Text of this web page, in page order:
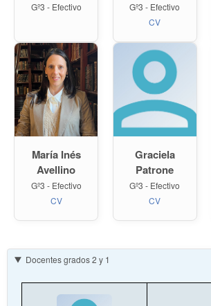
Gº3 - Efectivo
Gº3 - Efectivo
CV
María Inés
Avellino
Gº3 - Efectivo
CV
Graciela
Patrone
Gº3 - Efectivo
CV
Docentes grados 2 y 1